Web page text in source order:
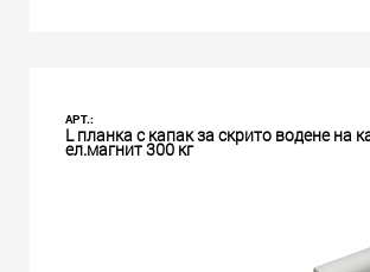
АРТ.:
L планка с капак за скрито водене на
ел.магнит 300 кг